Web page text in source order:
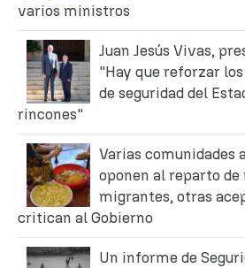
varios ministros
Juan Jesús Vivas,
"Hay que reforzar
de seguridad del
rincones"
Varias comunidades
oponen al reparto de
migrantes, otras
critican al Gobierno
Un informe de